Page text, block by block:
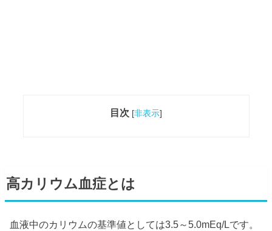
目次 [非表示]
高カリウム血症とは
血液中のカリウムの基準値としては3.5～5.0mEq/Lです。